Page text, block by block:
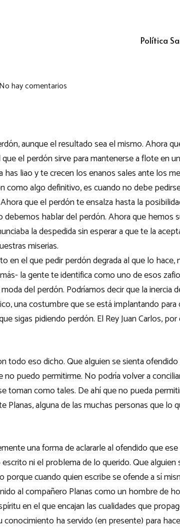
Política
No hay comentarios
aunque el resultado sea el mismo. Ahora
el perdón sirve para mantenerse a flote en
has liao y te crecen los enanos sales ante los
como algo definitivo, es cuando no debe
que el perdón te ensalza hasta la
debemos hablar del perdón. Ahora que hemos
la despedida sin esperar a que te la
miserias.
en el que pedir perdón degrada al que lo hace,
la gente te identifica como uno de esos
del perdón. Podríamos decir que la inercia
una costumbre que se está implantando para
sigas pidiendo perdón. El Rey Juan Carlos,
todo eso dicho. Que alguien se sienta
puedo permitirme. No podría volver a
toman como tales. De ahí que no pueda
alguna de las muchas personas que lo
una forma de aclararle al ofendido que
ni el problema de lo querido. Que alguien
cuando quien escribe se ofende a sí
al compañero Planas como un hombre de
en el que encajan las cualidades que
ha servido (en presente) para